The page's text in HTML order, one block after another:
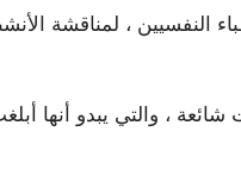
النفسيين ، لمناقشة
، والتي يبدو أنها